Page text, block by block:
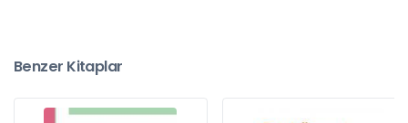
Benzer Kitaplar